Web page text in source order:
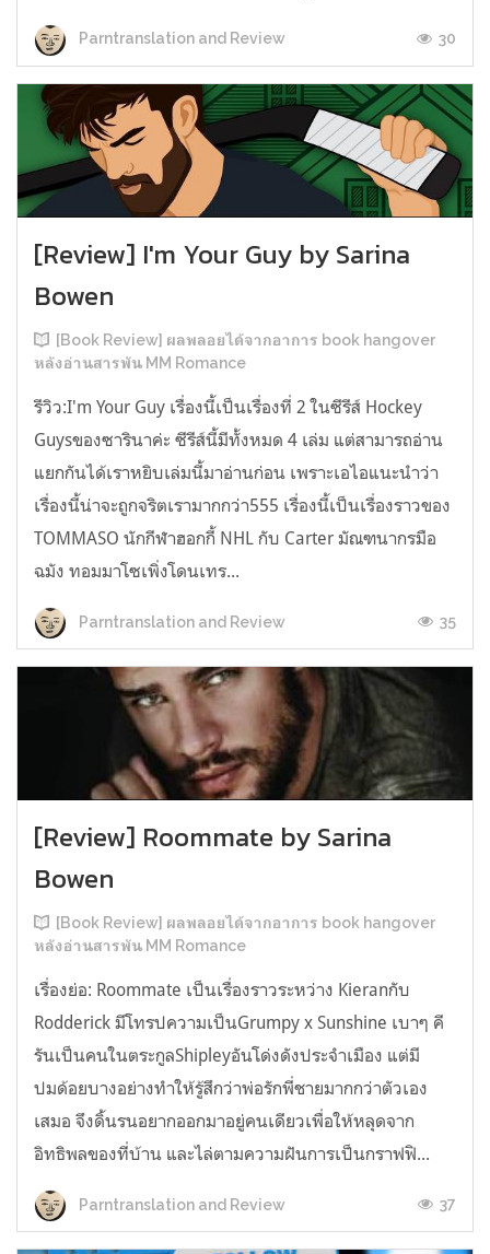
Parntranslation and Review 30
[Review] I'm Your Guy by Sarina
Bowen
[Book Review] ผลพลอยได้จากอาการ book hangover
หลังอ่านสารพัน MM Romance
รีวิว:I'm Your Guy เรื่องนี้เป็นเรื่องที่ 2 ในซีรีส์ Hockey
Guysของซารินาค่ะ ซีรีส์นี้มีทั้งหมด 4 เล่ม แต่สามารถอ่าน
แยกกันได้เราหยิบเล่มนี้มาอ่านก่อน เพราะเอไอแนะนำว่า
เรื่องนี้น่าจะถูกจริตเรามากกว่า555 เรื่องนี้เป็นเรื่องราวของ
TOMMASO นักกีฬาฮอกกี้ NHL กับ Carter มัณฑนากรมือ
ฉมัง ทอมมาโซเพิ่งโดนเทร...
Parntranslation and Review 35
[Review] Roommate by Sarina
Bowen
[Book Review] ผลพลอยได้จากอาการ book hangover
หลังอ่านสารพัน MM Romance
เรื่องย่อ: Roommate เป็นเรื่องราวระหว่าง Kieranกับ
Rodderick มีโทรปความเป็นGrumpy x Sunshine เบาๆ คี
รันเป็นคนในตระกูลShipleyอันโด่งดังประจำเมือง แต่มี
ปมด้อยบางอย่างทำให้รู้สึกว่าพ่อรักพี่ชายมากกว่าตัวเอง
เสมอ จึงดิ้นรนอยากออกมาอยู่คนเดียวเพื่อให้หลุดจาก
อิทธิพลของที่บ้าน และไล่ตามความฝันการเป็นกราฟฟิ...
Parntranslation and Review 37